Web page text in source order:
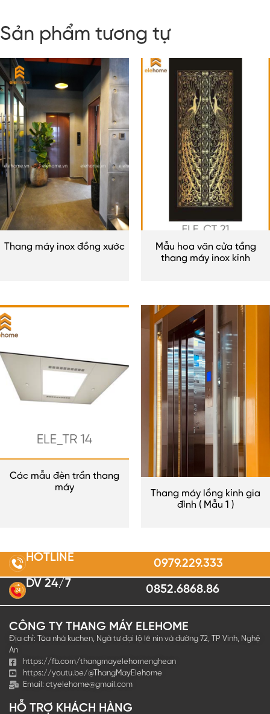
Sản phẩm tương tự
Thang máy inox đồng xước
Mẫu hoa văn cửa tầng
thang máy inox kính
Các mẫu đèn trần thang
máy
Thang máy lồng kính gia
đình ( Mẫu 1 )
HOTLINE 0979.229.333
24
DV 24/7 0852.6868.86
CÔNG TY THANG MÁY ELEHOME
Địa chỉ: Tòa nhà kuchen, Ngã tư đại lộ lê nin và đường 72, TP Vinh, Nghệ
An
https://fb.com/thangmayelehomenghean
https://youtu.be/@ThangMayElehome
Email: ctyelehome@gmail.com
HỖ TRỢ KHÁCH HÀNG